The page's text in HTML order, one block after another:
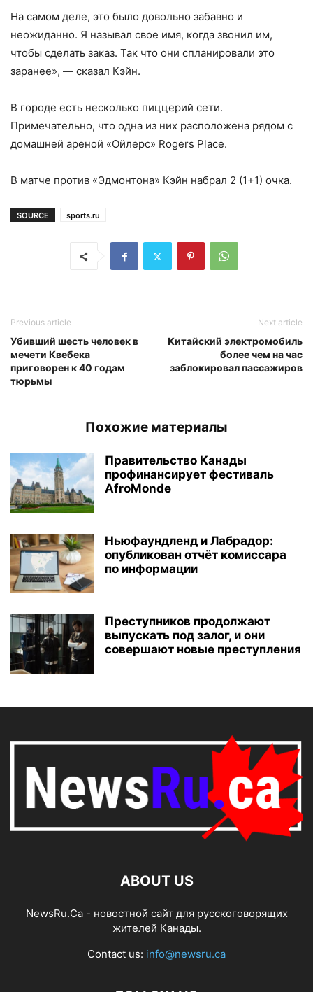
На самом деле, это было довольно забавно и
неожиданно. Я называл свое имя, когда звонил им,
чтобы сделать заказ. Так что они спланировали это
заранее», — сказал Кэйн.
В городе есть несколько пиццерий сети.
Примечательно, что одна из них расположена рядом с
домашней ареной «Ойлерс» Rogers Place.
В матче против «Эдмонтона» Кэйн набрал 2 (1+1) очка.
SOURCE sports.ru
Previous article
Убивший шесть человек в
мечети Квебека
приговорен к 40 годам
тюрьмы
Next article
Китайский электромобиль
более чем на час
заблокировал пассажиров
Похожие материалы
Правительство Канады
профинансирует фестиваль
AfroMonde
Ньюфаундленд и Лабрадор:
опубликован отчёт комиссара
по информации
Преступников продолжают
выпускать под залог, и они
совершают новые преступления
ABOUT US
NewsRu.Ca - новостной сайт для русскоговорящих
жителей Канады.
Contact us: info@newsru.ca